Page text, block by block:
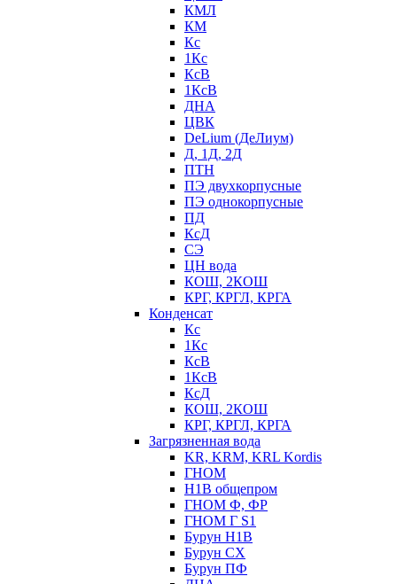
КМЛ
КМ
Кс
1Кс
КсВ
1КсВ
ДНА
ЦВК
DeLium (ДеЛиум)
Д, 1Д, 2Д
ПТН
ПЭ двухкорпусные
ПЭ однокорпусные
ПД
КсД
СЭ
ЦН вода
КОШ, 2КОШ
КРГ, КРГЛ, КРГА
Конденсат
Кс
1Кс
КсВ
1КсВ
КсД
КОШ, 2КОШ
КРГ, КРГЛ, КРГА
Загрязненная вода
KR, KRM, KRL Kordis
ГНОМ
Н1В общепром
ГНОМ Ф, ФР
ГНОМ Г S1
Бурун Н1В
Бурун СХ
Бурун ПФ